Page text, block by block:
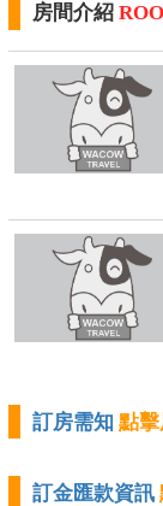
房間介紹
訂房需知 點擊
訂金匯款資訊